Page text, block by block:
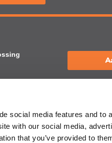
social media features and to
with our social media,
that you’ve provided to